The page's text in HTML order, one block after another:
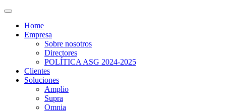
Home
Empresa
Sobre nosotros
Directores
POLÍTICA ASG 2024-2025
Clientes
Soluciones
Amplio
Supra
Omnia